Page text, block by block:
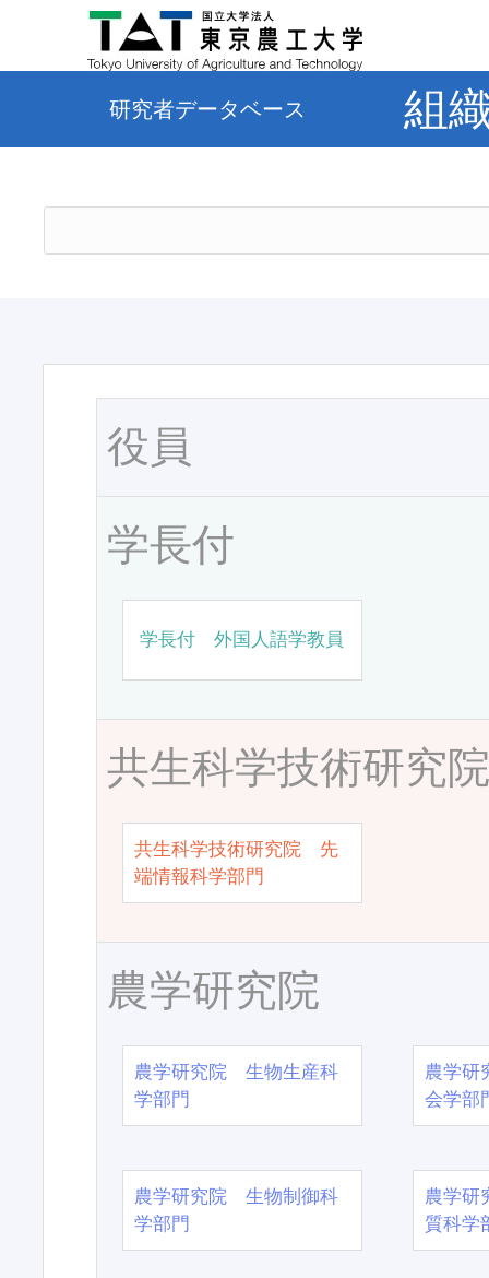
研究者データベース 組
役員
学長付
学長付 外国人語学教員
共生科学技術研究
共生科学技術研究院 先
端情報科学部門
農学研究院
農学研究院 生物生産科
学部門
農学
会学部
農学研究院 生物制御科
学部門
農学
質科学